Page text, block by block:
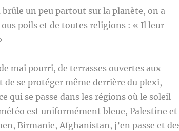
un peu partout sur la planète, on a
poils et de toutes religions : « Il leur
mai pourri, de terrasses ouvertes aux
se protéger même derrière du plexi,
qui se passe dans les régions où le soleil
est uniformément bleue, Palestine et
Birmanie, Afghanistan, j’en passe et